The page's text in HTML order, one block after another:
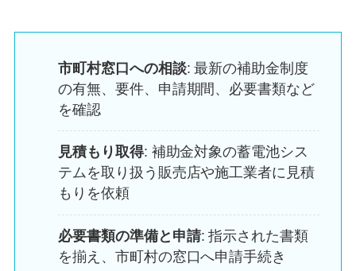
市町村窓口への相談: 最新の補助金制度
の有無、要件、申請期間、必要書類など
を確認
見積もり取得: 補助金対象の蓄電池シス
テムを取り扱う販売店や施工業者に見積
もりを依頼
必要書類の準備と申請: 指示された書類
を揃え、市町村の窓口へ申請手続き